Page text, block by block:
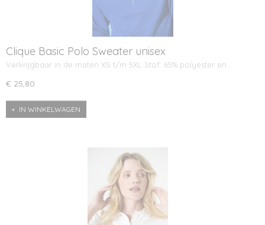
Clique Basic Polo Sweater unisex
Verkrijgbaar in de maten XS t/m 5XL Stof: 65% polyester en…
€ 25,80
IN WINKELWAGEN